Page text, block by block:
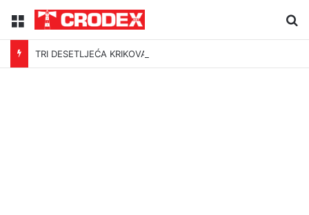
Menu
TRI DESETLJEĆA KRIKOVA OČAJNIKA